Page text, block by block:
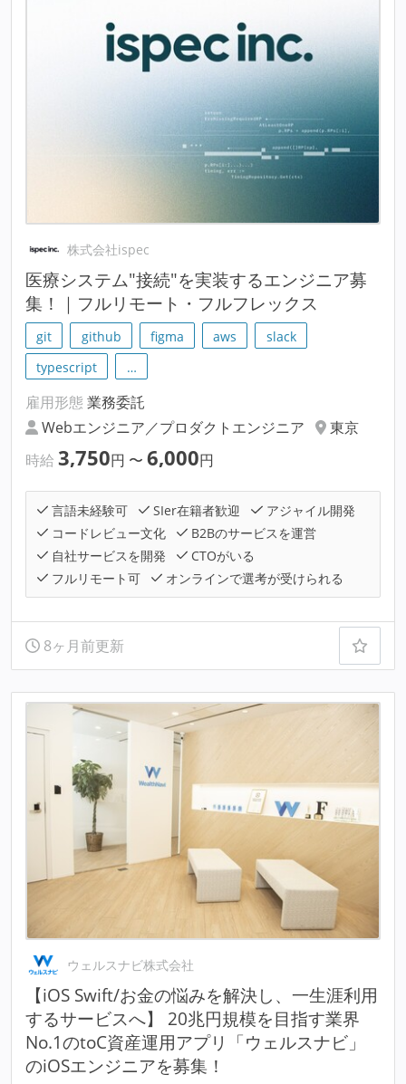
株式会社ispec
医療システム"接続"を実装するエンジニア募
集！｜フルリモート・フルフレックス
git github figma aws
slack
typescript
…
雇用形態 業務委託
Webエンジニア／プロダクトエンジニア
東京
時給 3,750円 〜 6,000円
言語未経験可 SIer在籍者歓迎
アジャイル開発
コードレビュー文化
B2Bのサービスを運営
自社サービスを開発
CTOがいる
フルリモート可
オンラインで選考が受けられる
8ヶ月前更新
ウェルスナビ株式会社
【iOS Swift/お金の悩みを解決し、一生涯利用
するサービスへ】 20兆円規模を目指す業界
No.1のtoC資産運用アプリ「ウェルスナビ」
のiOSエンジニアを募集！